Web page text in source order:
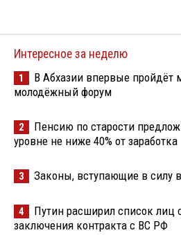
Интересное за неделю
1
В Абхазии впервые пройдёт
молодёжный форум
2
Пенсию по старости
уровне не ниже 40% от заработка
3 Законы, вступающие в силу в
4
Путин расширил список лиц
заключения контракта с ВС РФ